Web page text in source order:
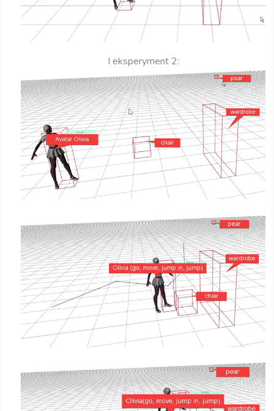
I eksperyment 2: